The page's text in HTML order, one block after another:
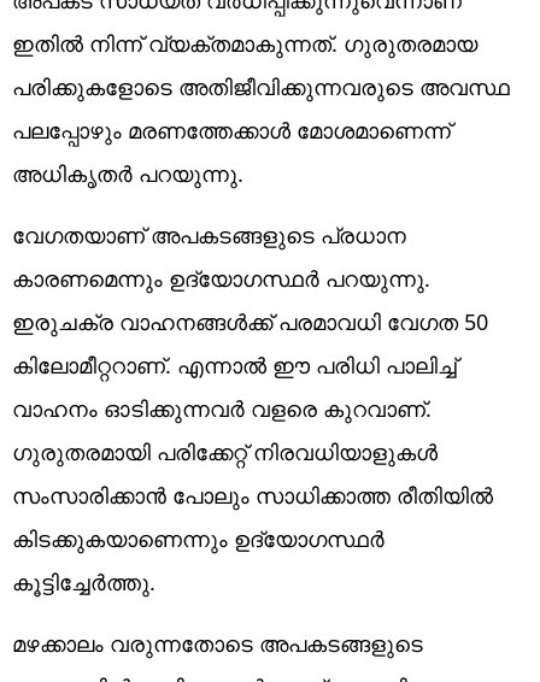
ഇതില്‍ നിന്ന് വ്യക്തമാകുന്നത്. ഗുരുതരമായ
പരിക്കുകളോടെ അതിജീവിക്കുന്നവരുടെ അവസ്ഥ
പലപ്പോഴും മരണത്തേക്കാള്‍ മോശമാണെന്ന്
അധികൃതര്‍ പറയുന്നു.
വേഗതയാണ് അപകടങ്ങളുടെ പ്രധാന
കാരണമെന്നും ഉദ്യോഗസ്ഥര്‍ പറയുന്നു.
ഇരുചക്ര വാഹനങ്ങള്‍ക്ക് പരമാവധി വേഗത 50
കിലോമീറ്ററാണ്. എന്നാല്‍ ഈ പരിധി പാലിച്ച്
വാഹനം ഓടിക്കുന്നവര്‍ വളരെ കുറവാണ്.
ഗുരുതരമായി പരിക്കേറ്റ് നിരവധിയാളുകള്‍
സംസാരിക്കാന്‍ പോലും സാധിക്കാത്ത രീതിയില്‍
കിടക്കുകയാണെന്നും ഉദ്യോഗസ്ഥര്‍
കൂട്ടിച്ചേര്‍ത്തു.
മഴക്കാലം വരുന്നതോടെ അപകടങ്ങളുടെ